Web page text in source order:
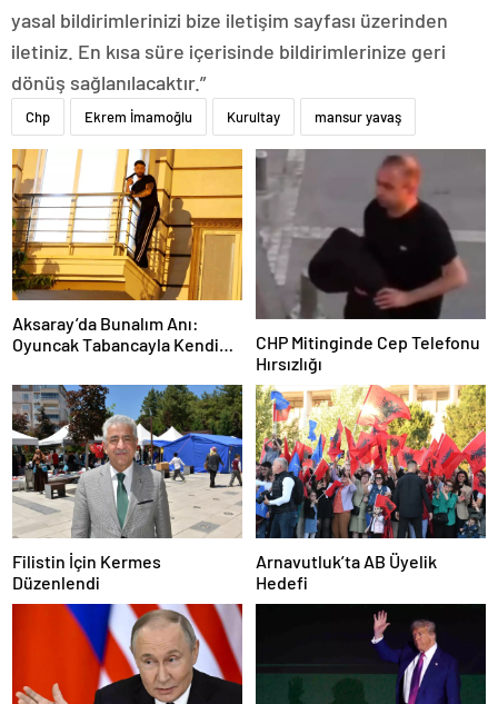
yasal bildirimlerinizi bize iletişim sayfası üzerinden
iletiniz. En kısa süre içerisinde bildirimlerinize geri
dönüş sağlanılacaktır.”
Chp Ekrem İmamoğlu Kurultay mansur yavaş
Aksaray’da Bunalım Anı:
Oyuncak Tabancayla Kendine
CHP Mitinginde Cep Telefonu
Hırsızlığı
Filistin İçin Kermes
Düzenlendi
Arnavutluk’ta AB Üyelik
Hedefi